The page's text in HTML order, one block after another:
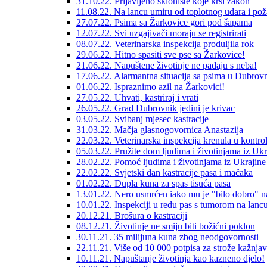
11.08.22. Na lancu umiru od toplotnog udara i
27.07.22. Psima sa Žarkovice gori pod šapama
12.07.22. Svi uzgajivači moraju se registrirati
08.07.22. Veterinarska inspekcija produljila rok
29.06.22. Hitno spasiti sve pse sa Žarkovice!
21.06.22. Napuštene životinje ne padaju s neba!
17.06.22. Alarmantna situacija sa psima u
01.06.22. Ispraznimo azil na Žarkovici!
27.05.22. Uhvati, kastriraj i vrati
26.05.22. Grad Dubrovnik jedini je krivac
03.05.22. Svibanj mjesec kastracije
31.03.22. Mačja glasnogovornica Anastazija
22.03.22. Veterinarska inspekcija krenula u
05.03.22. Pružite dom ljudima i životinjama iz
28.02.22. Pomoć ljudima i životinjama iz Ukrajine
22.02.22. Svjetski dan kastracije pasa i mačaka
01.02.22. Dupla kuna za spas tisuća pasa
13.01.22. Nero usmrćen iako mu je "bilo dobro"
10.01.22. Inspekciji u redu pas s tumorom na lancu
20.12.21. Brošura o kastraciji
08.12.21. Životinje ne smiju biti božićni poklon
30.11.21. 35 milijuna kuna zbog neodgovornosti
22.11.21. Više od 10 000 potpisa za strože
10.11.21. Napuštanje životinja kao kazneno djelo!